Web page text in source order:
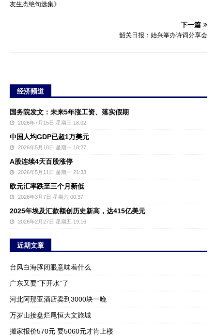
友生态绝句选集》
下一篇
韶关日报：始兴举办诗词分享会
经济频道
国务院发文：未来5年涨工资、落实假期
2026年7月15日 星期三 18:02
中国人均GDP已超1万美元
2026年5月18日 星期一 18:27
A股连续4天百股涨停
2026年5月11日 星期一 21:33
欧元汇率跌至三个月新低
2026年3月7日 星期六 00:37
2025年埃及汇款额创历史新高，达415亿美元
2026年2月27日 星期五 19:16
近期文章
台风白海豚闭眼意味着什么
广东又要“下开水”了
河北阿那亚酒店卖到3000块一晚
万岁山接盘烂尾恒大文旅城
搬家报价570元 要5060元才肯上楼